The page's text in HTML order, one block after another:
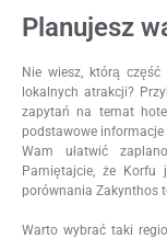
Planujesz
Nie wiesz, którą
lokalnych atrakcji?
zapytań na temat
podstawowe
Wam ułatwić
Pamiętajcie, że
porównania Zakynthos
Warto wybrać taki